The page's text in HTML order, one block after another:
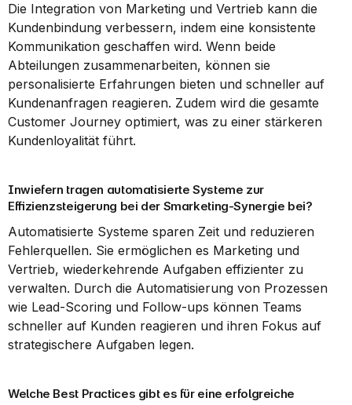
Die Integration von Marketing und Vertrieb kann die
Kundenbindung verbessern, indem eine konsistente
Kommunikation geschaffen wird. Wenn beide
Abteilungen zusammenarbeiten, können sie
personalisierte Erfahrungen bieten und schneller auf
Kundenanfragen reagieren. Zudem wird die gesamte
Customer Journey optimiert, was zu einer stärkeren
Kundenloyalität führt.
Inwiefern tragen automatisierte Systeme zur
Effizienzsteigerung bei der Smarketing-Synergie bei?
Automatisierte Systeme sparen Zeit und reduzieren
Fehlerquellen. Sie ermöglichen es Marketing und
Vertrieb, wiederkehrende Aufgaben effizienter zu
verwalten. Durch die Automatisierung von Prozessen
wie Lead-Scoring und Follow-ups können Teams
schneller auf Kunden reagieren und ihren Fokus auf
strategischere Aufgaben legen.
Welche Best Practices gibt es für eine erfolgreiche